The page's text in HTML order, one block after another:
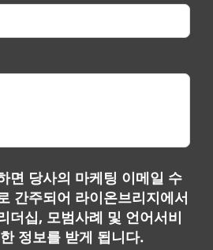
면 당사의 마케팅 이메일 수
간주되어 라이온브리지에서
더십, 모범사례 및 언어서비
정보를 받게 됩니다.